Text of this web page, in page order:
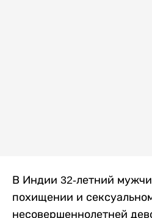
В Индии 32-летний
похищении и
несовершеннолетней